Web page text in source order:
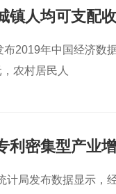
镇人均可支配
布2019年中国经济数
农村居民人
利密集型产业
计局发布数据显示，